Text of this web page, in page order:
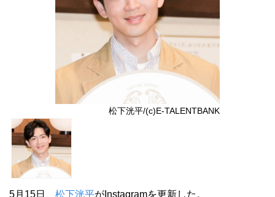
松下洸平/(c)E-TALENTBANK
5月15日、 松下洸平がInstagramを更新した。